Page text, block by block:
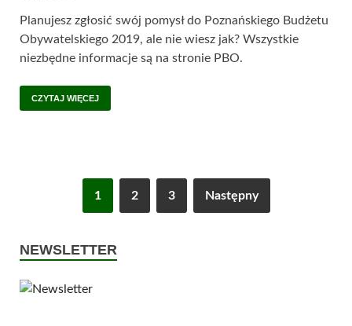
Planujesz zgłosić swój pomysł do Poznańskiego Budżetu
Obywatelskiego 2019, ale nie wiesz jak? Wszystkie
niezbędne informacje są na stronie PBO.
CZYTAJ WIĘCEJ
1 2 3 Następny
NEWSLETTER